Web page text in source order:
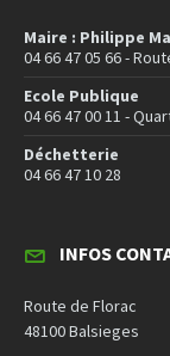
Maire : Philippe
04 66 47 05 66 -
Ecole Publique
04 66 47 00 11 -
Déchetterie
04 66 47 10 28
INFOS
Route de Florac
48100 Balsieges